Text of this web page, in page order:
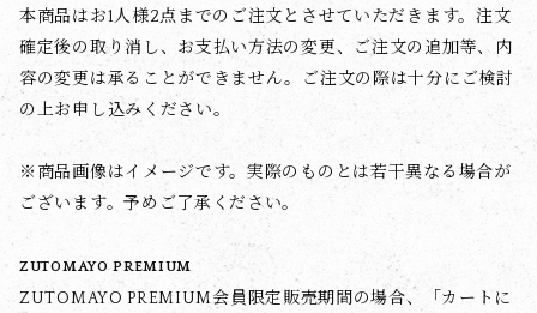
本商品はお1人様2点までのご注文とさせていただきます。注文
確定後の取り消し、お支払い方法の変更、ご注文の追加等、内
容の変更は承ることができません。ご注文の際は十分にご検討
の上お申し込みください。
※商品画像はイメージです。実際のものとは若干異なる場合が
ございます。予めご了承ください。
ZUTOMAYO PREMIUM
ZUTOMAYO PREMIUM会員限定販売期間の場合、「カートに